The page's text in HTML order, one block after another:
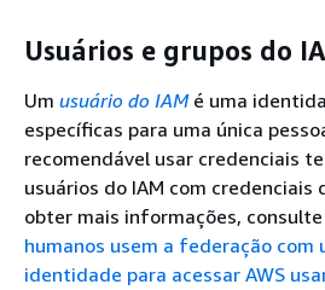
Usuários e grupos do
Um usuário do IAMé uma
específicas para uma única
recomendável usar credenciais
usuários do IAM com credenciais
obter mais informações, consulte
humanos usem a federação com
identidade para acessar AWS